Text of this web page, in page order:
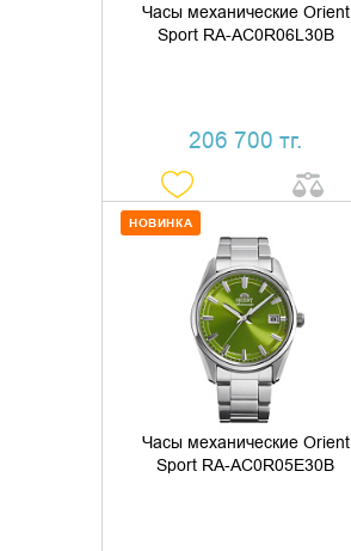
Часы механические Orient
Sport RA-AC0R06L30B
206 700 тг.
Часы механические Orient
Sport RA-AC0R05E30B
НОВИНКА
ДОБАВИТЬ В КОРЗИНУ
КУПИТЬ В 1 КЛИК